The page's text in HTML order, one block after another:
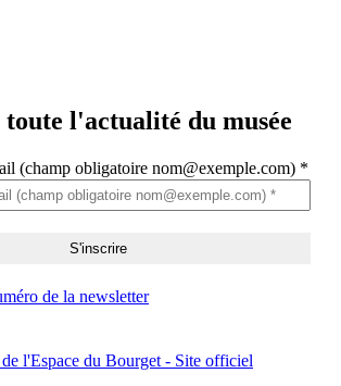
toute l'actualité du musée
(champ obligatoire nom@exemple.com) *
de la newsletter